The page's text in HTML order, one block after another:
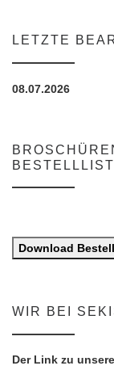
LETZTE
08.07.2026
Download
WIR BEI
Der Link zu